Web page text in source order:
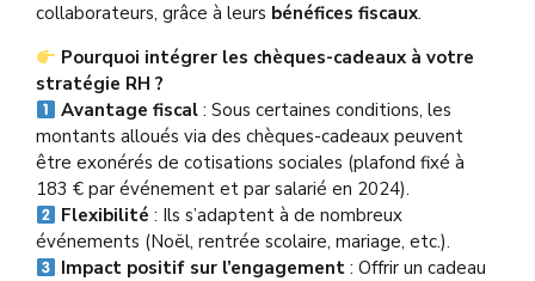
collaborateurs, grâce à leurs bénéfices fiscaux.
Pourquoi intégrer les chèques-cadeaux à votre
stratégie RH ?
Avantage fiscal : Sous certaines conditions, les
montants alloués via des chèques-cadeaux peuvent
être exonérés de cotisations sociales (plafond fixé à
183 € par événement et par salarié en 2024).
Flexibilité : Ils s’adaptent à de nombreux
événements (Noël, rentrée scolaire, mariage, etc.).
Impact positif sur l’engagement : Offrir un cadeau